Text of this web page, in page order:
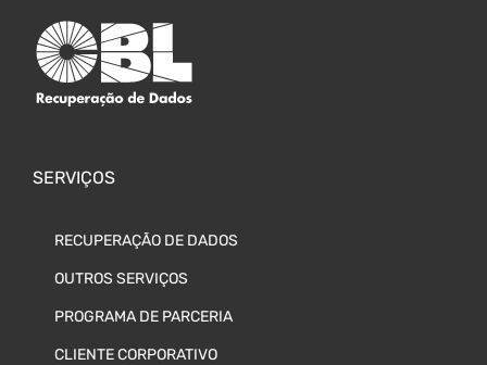
SERVIÇOS
RECUPERAÇÃO DE DADOS
OUTROS SERVIÇOS
PROGRAMA DE PARCERIA
CLIENTE CORPORATIVO